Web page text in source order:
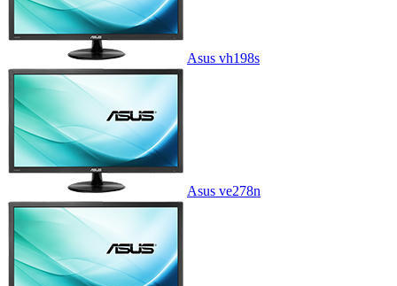
Asus vh198s
Asus ve278n